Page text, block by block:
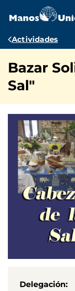
contenido
Ruta
Actividades
Bazar
Sal"
Delegación